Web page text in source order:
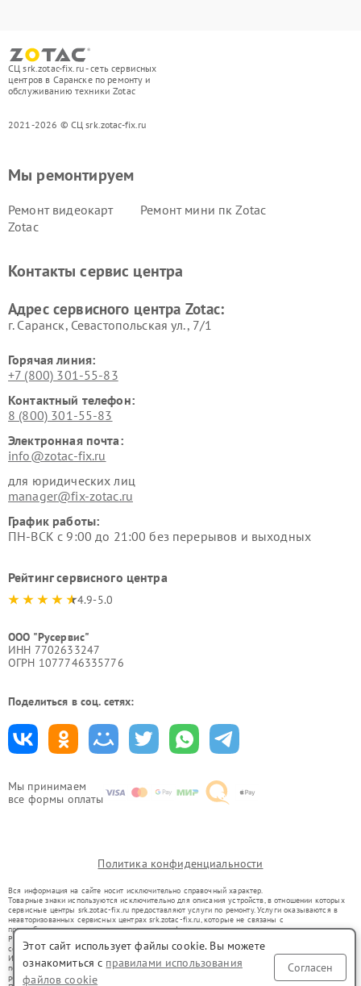
СЦ srk.zotac-fix.ru - сеть сервисных
центров в Саранске по ремонту и
обслуживанию техники Zotac
2021-2026 © СЦ srk.zotac-fix.ru
Мы принимаем
все формы оплаты
Мы ремонтируем
Ремонт видеокарт
Zotac
Ремонт мини пк Zotac
Контакты сервис центра
Адрес сервисного центра Zotac:
г. Саранск, Севастопольская ул., 7/1
Горячая линия:
+7 (800) 301-55-83
Контактный телефон:
8 (800) 301-55-83
Электронная почта:
info@zotac-fix.ru
для юридических лиц
manager@fix-zotac.ru
График работы:
ПН-ВСК с 9:00 до 21:00 без перерывов и выходных
Рейтинг сервисного центра
4.9-5.0
ООО "Русервис"
ИНН 7702633247
ОГРН 1077746335776
Поделиться в соц. сетях:
Политика конфиденциальности
Вся информация на сайте носит исключительно справочный характер.
Товарные знаки используются исключительно для описания устройств, в отношении которых
сервисные центры srk.zotac-fix.ru предоставляют услуги по ремонту. Услуги оказываются в
неавторизованных сервисных центрах srk.zotac-fix.ru, которые не связаны с
правообладателями товарных знаков или их официальными представителями.
Ремонт осуществляется для устройств, уже введенных в гражданский оборот в соответствии
со статьей 1487 ГК РФ.
Использование товарных знаков не преследует цели индивидуализации услуг или введения
потребителей в заблуждение, а служит для информирования о предоставляемых услугах по
ремонту техники указанных брендов.
Этот сайт использует файлы cookie. Вы можете
ознакомиться с правилами использования
файлов cookie
Согласен